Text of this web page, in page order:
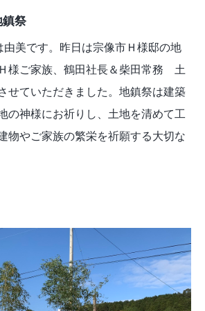
祭
美です。昨日は宗像市Ｈ様邸の地
様ご家族、鶴田社長＆柴田常務 土
せていただきました。地鎮祭は建築
の神様にお祈りし、土地を清めて工
物やご家族の繁栄を祈願する大切な